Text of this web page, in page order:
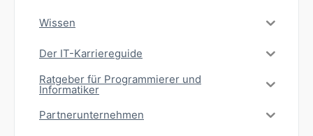
Wissen
Der IT-Karriereguide
Ratgeber für Programmierer und
Informatiker
Partnerunternehmen